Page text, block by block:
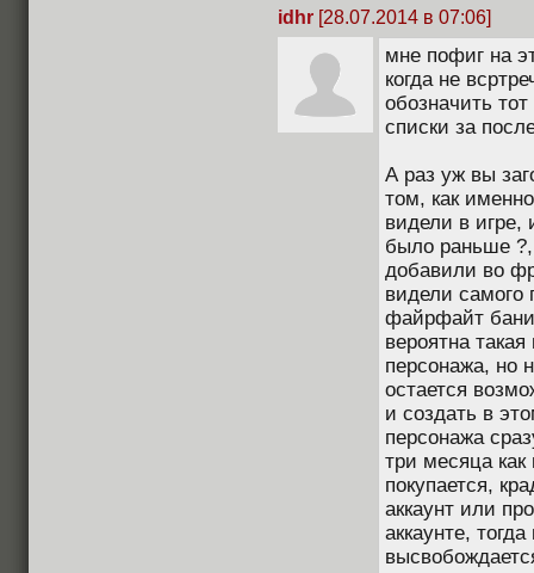
idhr [28.07.2014 в 07:06]
мне пофиг на
когда не
обозначить
списки за
А раз уж вы
том, как
видели в игре,
было раньше ?,
добавили во
видели
файрфайт
вероятна
персонажа, но
остается
и создать в
персонажа
три месяца
покупается,
аккаунт или
аккаунте,